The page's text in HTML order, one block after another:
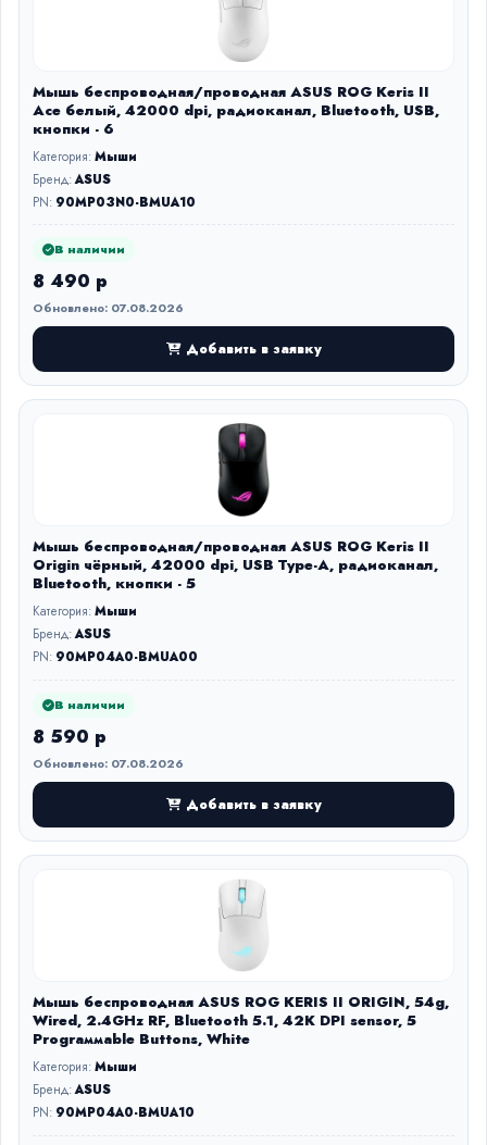
Мышь беспроводная/проводная ASUS ROG Keris II
Ace белый, 42000 dpi, радиоканал, Bluetooth, USB,
кнопки - 6
Категория:Мыши
Бренд:ASUS
PN: 90MP03N0-BMUA10
В наличии
8 490 р
Обновлено: 07.08.2026
Добавить в заявку
Мышь беспроводная/проводная ASUS ROG Keris II
Origin чёрный, 42000 dpi, USB Type-A, радиоканал,
Bluetooth, кнопки - 5
Категория:Мыши
Бренд:ASUS
PN: 90MP04A0-BMUA00
В наличии
8 590 р
Обновлено: 07.08.2026
Добавить в заявку
Мышь беспроводная ASUS ROG KERIS II ORIGIN, 54g,
Wired, 2.4GHz RF, Bluetooth 5.1, 42K DPI sensor, 5
Prograммable Buttons, White
Категория:Мыши
Бренд:ASUS
PN: 90MP04A0-BMUA10